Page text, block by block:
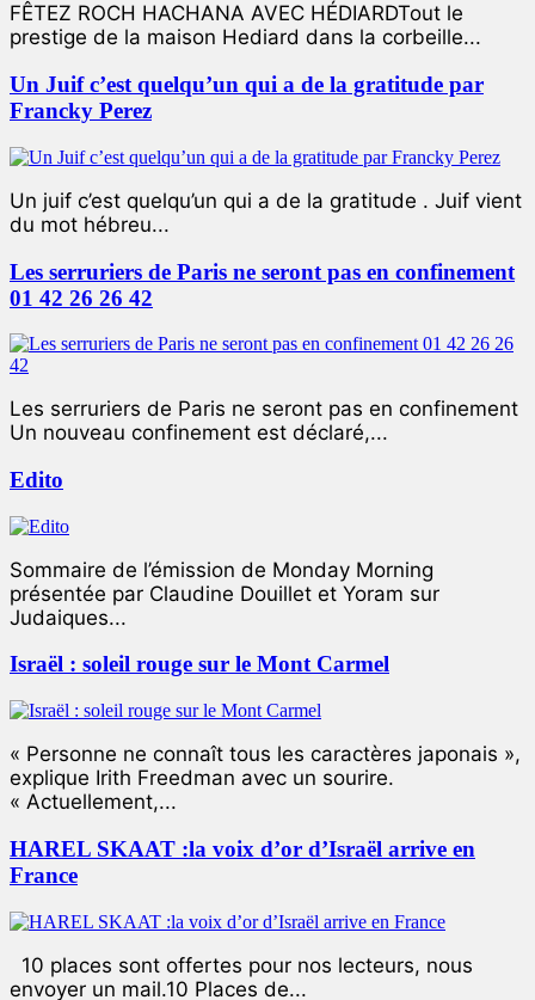
FÊTEZ ROCH HACHANA AVEC HÉDIARDTout le
prestige de la maison Hediard dans la corbeille...
Un Juif c’est quelqu’un qui a de la gratitude par
Francky Perez
Un juif c’est quelqu’un qui a de la gratitude . Juif vient
du mot hébreu...
Les serruriers de Paris ne seront pas en confinement
01 42 26 26 42
Les serruriers de Paris ne seront pas en confinement
Un nouveau confinement est déclaré,...
Edito
Sommaire de l’émission de Monday Morning
présentée par Claudine Douillet et Yoram sur
Judaiques...
Israël : soleil rouge sur le Mont Carmel
« Personne ne connaît tous les caractères japonais »,
explique Irith Freedman avec un sourire.
« Actuellement,...
HAREL SKAAT :la voix d’or d’Israël arrive en
France
10 places sont offertes pour nos lecteurs, nous
envoyer un mail.10 Places de...